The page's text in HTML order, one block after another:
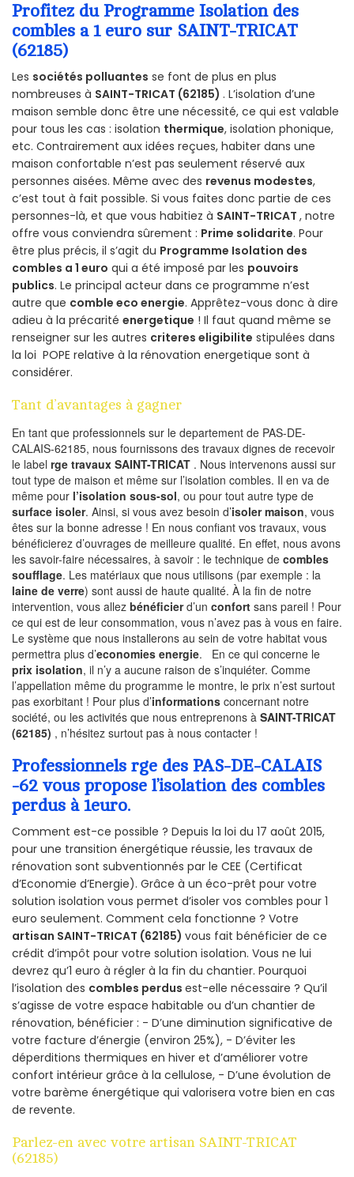
Profitez du Programme Isolation des
combles a 1 euro sur SAINT-TRICAT
(62185)
Les sociétés polluantes se font de plus en plus
nombreuses à SAINT-TRICAT (62185) . L’isolation d’une
maison semble donc être une nécessité, ce qui est valable
pour tous les cas : isolation thermique, isolation phonique,
etc. Contrairement aux idées reçues, habiter dans une
maison confortable n’est pas seulement réservé aux
personnes aisées. Même avec des revenus modestes,
c’est tout à fait possible. Si vous faites donc partie de ces
personnes-là, et que vous habitiez à SAINT-TRICAT , notre
offre vous conviendra sûrement : Prime solidarite. Pour
être plus précis, il s’agit du Programme Isolation des
combles a 1 euro qui a été imposé par les pouvoirs
publics. Le principal acteur dans ce programme n’est
autre que comble eco energie. Apprêtez-vous donc à dire
adieu à la précarité energetique ! Il faut quand même se
renseigner sur les autres criteres eligibilite stipulées dans
la loi POPE relative à la rénovation energetique sont à
considérer.
Tant d’avantages à gagner
En tant que professionnels sur le departement de PAS-DE-
CALAIS-62185, nous fournissons des travaux dignes de recevoir
le label rge travaux SAINT-TRICAT . Nous intervenons aussi sur
tout type de maison et même sur l’isolation combles. Il en va de
même pour l’isolation sous-sol, ou pour tout autre type de
surface isoler. Ainsi, si vous avez besoin d’isoler maison, vous
êtes sur la bonne adresse ! En nous confiant vos travaux, vous
bénéficierez d’ouvrages de meilleure qualité. En effet, nous avons
les savoir-faire nécessaires, à savoir : le technique de combles
soufflage. Les matériaux que nous utilisons (par exemple : la
laine de verre) sont aussi de haute qualité. À la fin de notre
intervention, vous allez bénéficierd’un confort sans pareil ! Pour
ce qui est de leur consommation, vous n’avez pas à vous en faire.
Le système que nous installerons au sein de votre habitat vous
permettra plus d’economies energie. En ce qui concerne le
prix isolation, il n’y a aucune raison de s’inquiéter. Comme
l’appellation même du programme le montre, le prix n’est surtout
pas exorbitant ! Pour plus d’informations concernant notre
société, ou les activités que nous entreprenons à SAINT-TRICAT
(62185) , n’hésitez surtout pas à nous contacter !
Professionnels rge des PAS-DE-CALAIS
-62 vous propose l’isolation des combles
perdus à 1euro.
Comment est-ce possible ? Depuis la loi du 17 août 2015,
pour une transition énergétique réussie, les travaux de
rénovation sont subventionnés par le CEE (Certificat
d’Economie d’Energie). Grâce à un éco-prêt pour votre
solution isolation vous permet d’isoler vos combles pour 1
euro seulement. Comment cela fonctionne ? Votre
artisan SAINT-TRICAT (62185) vous fait bénéficier de ce
crédit d’impôt pour votre solution isolation. Vous ne lui
devrez qu’1 euro à régler à la fin du chantier. Pourquoi
l’isolation des combles perdus est-elle nécessaire ? Qu’il
s’agisse de votre espace habitable ou d’un chantier de
rénovation, bénéficier : - D’une diminution significative de
votre facture d’énergie (environ 25%), - D’éviter les
déperditions thermiques en hiver et d’améliorer votre
confort intérieur grâce à la cellulose, - D’une évolution de
votre barème énergétique qui valorisera votre bien en cas
de revente.
Parlez-en avec votre artisan SAINT-TRICAT
(62185)